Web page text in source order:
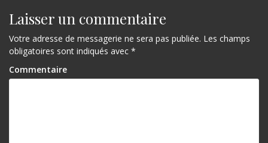
Laisser un commentaire
Votre adresse de messagerie ne sera pas publiée. Les champs
obligatoires sont indiqués avec *
Commentaire